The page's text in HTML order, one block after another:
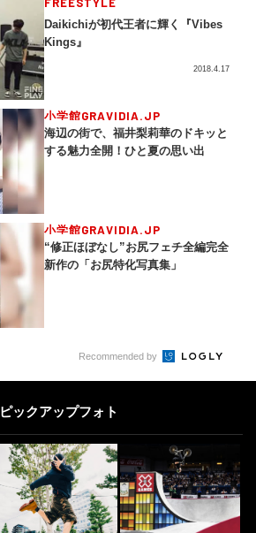
Daikichiが初代王者に輝く『Vibes
Kings』
2018.4.17
小学館GRAVIDIA.JP
海辺の街で、福井梨莉華のドキッと
する魅力全開！ひと夏の思い出
小学館GRAVIDIA.JP
“修正ほぼなし”お尻フェチ全編完全
新作の「お尻特化写真集」
Recommended by
ピックアップフォト